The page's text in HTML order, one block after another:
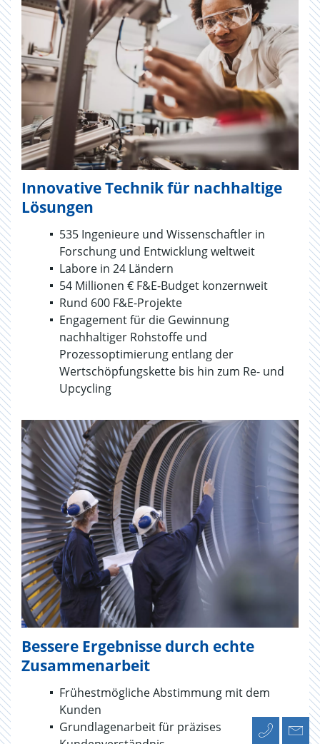
Innovative Technik für nachhaltige
Lösungen
535 Ingenieure und Wissenschaftler in
Forschung und Entwicklung weltweit
Labore in 24 Ländern
54 Millionen € F&E-Budget konzernweit
Rund 600 F&E-Projekte
Engagement für die Gewinnung
nachhaltiger Rohstoffe und
Prozessoptimierung entlang der
Wertschöpfungskette bis hin zum Re- und
Upcycling
Bessere Ergebnisse durch echte
Zusammenarbeit
Frühestmögliche Abstimmung mit dem
Kunden
Grundlagenarbeit für präzises